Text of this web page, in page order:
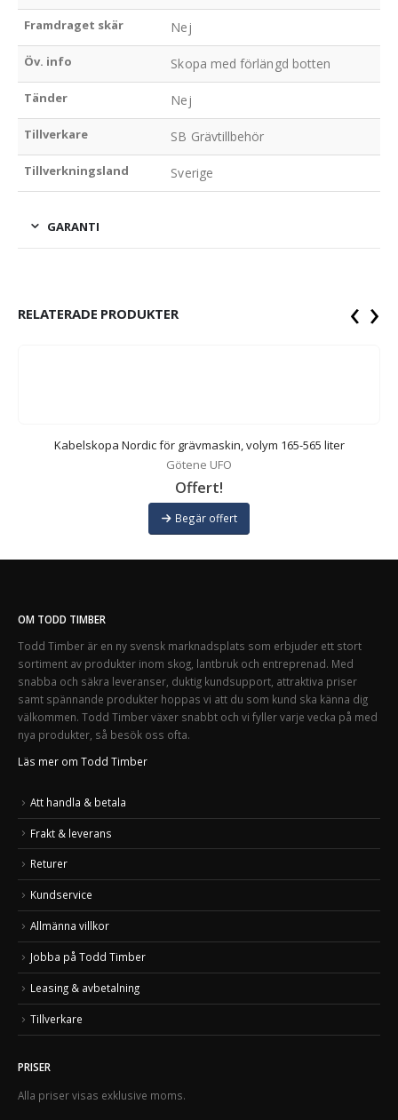
Framdraget skär Nej
Öv. info Skopa med förlängd botten
Tänder Nej
Tillverkare SB Grävtillbehör
Tillverkningsland Sverige
GARANTI
RELATERADE PRODUKTER
Kabelskopa Nordic för grävmaskin, volym 165-565 liter
Götene UFO
Offert!
Begär offert
‹ ›
OM TODD TIMBER
Todd Timber är en ny svensk marknadsplats som erbjuder ett stort
sortiment av produkter inom skog, lantbruk och entreprenad. Med
snabba och säkra leveranser, duktig kundsupport, attraktiva priser
samt spännande produkter hoppas vi att du som kund ska känna dig
välkommen. Todd Timber växer snabbt och vi fyller varje vecka på med
nya produkter, så besök oss ofta.
Läs mer om Todd Timber
Att handla & betala
Frakt & leverans
Returer
Kundservice
Allmänna villkor
Jobba på Todd Timber
Leasing & avbetalning
Tillverkare
PRISER
Alla priser visas exklusive moms.